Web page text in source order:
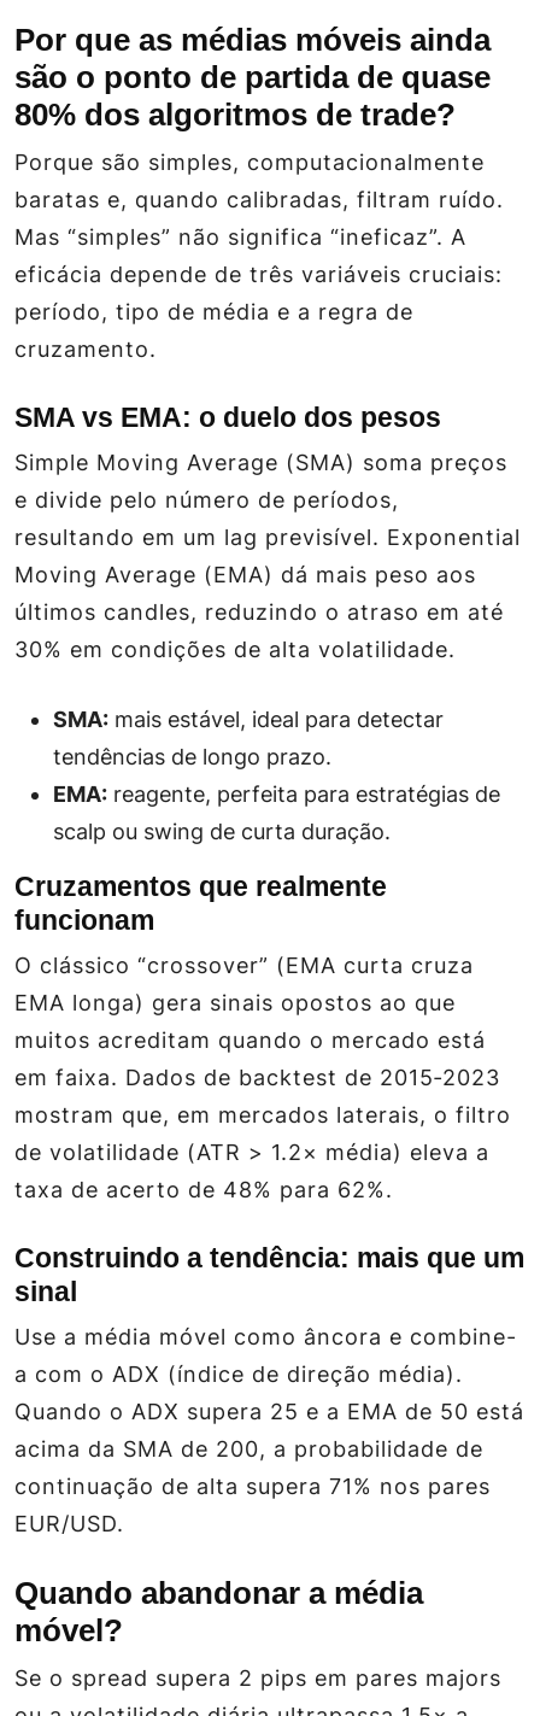
Por que as médias móveis ainda
são o ponto de partida de quase
80% dos algoritmos de trade?
Porque são simples, computacionalmente
baratas e, quando calibradas, filtram ruído.
Mas “simples” não significa “ineficaz”. A
eficácia depende de três variáveis cruciais:
período, tipo de média e a regra de
cruzamento.
SMA vs EMA: o duelo dos pesos
Simple Moving Average (SMA) soma preços
e divide pelo número de períodos,
resultando em um lag previsível. Exponential
Moving Average (EMA) dá mais peso aos
últimos candles, reduzindo o atraso em até
30% em condições de alta volatilidade.
SMA: mais estável, ideal para detectar
tendências de longo prazo.
EMA: reagente, perfeita para estratégias de
scalp ou swing de curta duração.
Cruzamentos que realmente
funcionam
O clássico “crossover” (EMA curta cruza
EMA longa) gera sinais opostos ao que
muitos acreditam quando o mercado está
em faixa. Dados de backtest de 2015‑2023
mostram que, em mercados laterais, o filtro
de volatilidade (ATR > 1.2× média) eleva a
taxa de acerto de 48% para 62%.
Construindo a tendência: mais que um
sinal
Use a média móvel como âncora e combine-
a com o ADX (índice de direção média).
Quando o ADX supera 25 e a EMA de 50 está
acima da SMA de 200, a probabilidade de
continuação de alta supera 71% nos pares
EUR/USD.
Quando abandonar a média
móvel?
Se o spread supera 2 pips em pares majors